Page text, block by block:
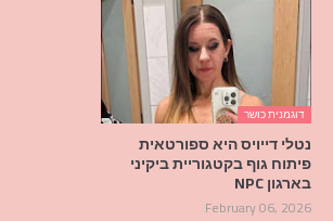
דוגמנית כושר
נטלי דייויס היא ספורטאית
פיתוח גוף בקטגוריית ביקיני
בארגון NPC
February 06, 2026